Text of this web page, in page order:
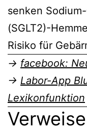
senken
(SGLT2)-
Risiko für
→ facebook:
→ Labor-App
Lexikonfunktion
Verweise